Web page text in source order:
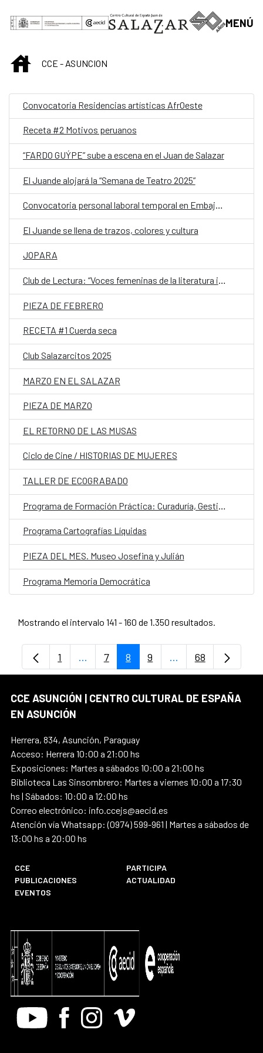
Saltar al contenido principal
MENÚ
INICIOCCE - ASUNCION
Convocatoria Residencias artísticas AfrOeste
Receta #2 Motivos peruanos
“FARDO GUÝPE” sube a escena en el Juan de Salazar
El Juande alojará la “Semana de Teatro 2025”
Convocatoria personal laboral temporal en Embajada de España en Asunción (Paraguay) con la categoría de Auxiliar
El Juande se llena de trazos, colores y cultura
JOPARA
Club de Lectura: “Voces femeninas de la literatura iberoamericana contemporánea”
PIEZA DE FEBRERO
RECETA #1 Cuerda seca
Club Salazarcitos 2025
MARZO EN EL SALAZAR
PIEZA DE MARZO
EL RETORNO DE LAS MUSAS
Ciclo de Cine / HISTORIAS DE MUJERES
TALLER DE ECOGRABADO
Programa Cartografías Líquidas
PIEZA DEL MES. Museo Josefina y Julián
Programa Memoria Democrática
Mostrando el intervalo 141 - 160 de 1.350 resultados.
Página
1 ...Páginas intermedias Use TAB para
Página
7 Página
8 Página
9 ...PáginasPágina
68
CCE ASUNCIÓN | CENTRO CULTURAL DE ESPAÑA
EN ASUNCIÓN
Herrera, 834, Asunción, Paraguay
Acceso: Herrera 10:00 a 21:00 hs
Exposiciones: Martes a sábados 10:00 a 21:00 hs
Biblioteca Las Sinsombrero: Martes a viernes 10:00 a 17:30
hs | Sábados: 10:00 a 12:00 hs
Correo electrónico: info.ccejs@aecid.es
Atención vía Whatsapp: (0974) 599-961 | Martes a sábados de
13:00 hs a 20:00 hs
CCE
PARTICIPA
PUBLICACIONES
ACTUALIDAD
EVENTOS
Youtube FacebookInstagram
Vimeo